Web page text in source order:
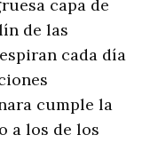
capa de
de las
cada día
cumple la
a los de los